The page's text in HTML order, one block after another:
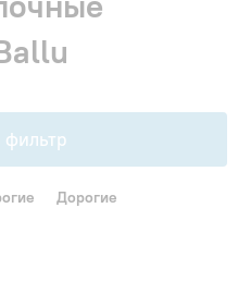
фильтр
Дорогие